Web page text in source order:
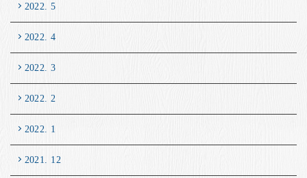
2022. 5
2022. 4
2022. 3
2022. 2
2022. 1
2021. 12